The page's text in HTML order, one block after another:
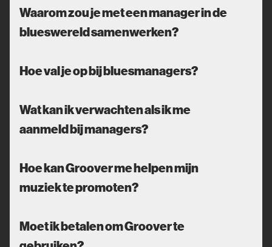
Waarom zou je met een manager in de
blueswereld samenwerken?
Hoe val je op bij bluesmanagers?
Wat kan ik verwachten als ik me
aanmeld bij managers?
Hoe kan Groover me helpen mijn
muziek te promoten?
Moet ik betalen om Groover te